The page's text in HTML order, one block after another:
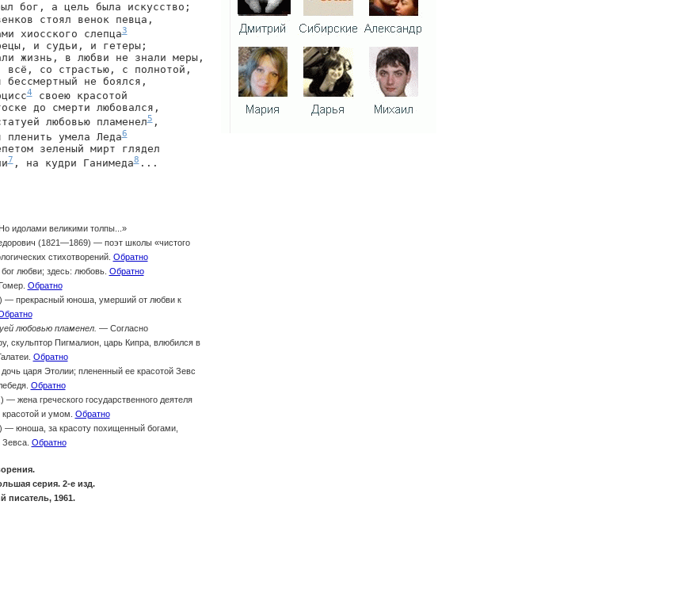
бог, а цель была искусство;
стоял венок певца,
хиосского слепца3
и судьи, и гетеры;
жизнь, в любви не знали меры,
всё, со страстью, с полнотой,
бессмертный не боялся,
4 своею красотой
до смерти любовался,
любовью пламенел5,
пленить умела Леда6
зеленый мирт глядел
7, на кудри Ганимеда8...
идолами великими толпы...»
(1821—1869) — поэт школы «чистого
стихотворений. Обратно
любви; здесь: любовь. Обратно
Обратно
— прекрасный юноша, умерший от любви к
любовью пламенел. — Согласно
скульптор Пигмалион, царь Кипра, влюбился в
Обратно
царя Этолии; плененный ее красотой Зевс
Обратно
— жена греческого государственного деятеля
и умом. Обратно
юноша, за красоту похищенный богами,
Обратно
серия. 2-е изд.
писатель, 1961.